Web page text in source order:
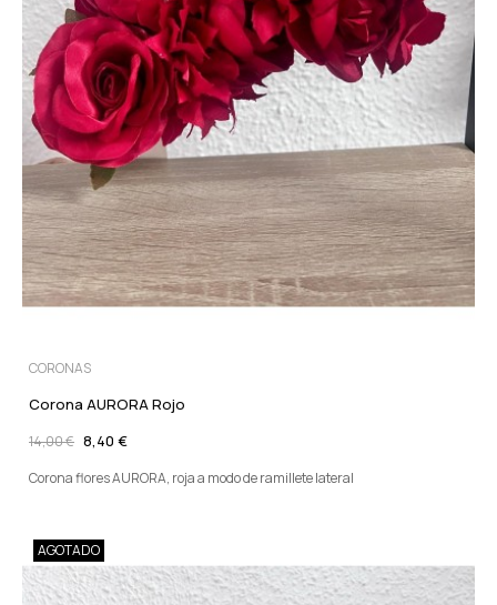
CORONAS
Corona AURORA Rojo
14,00 € 8,40 €
Corona flores AURORA, roja a modo de ramillete lateral
AGOTADO